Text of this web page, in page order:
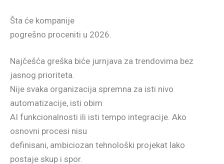
Šta će kompanije
pogrešno proceniti u 2026.
Najčešća greška biće jurnjava za trendovima bez
jasnog prioriteta.
Nije svaka organizacija spremna za isti nivo
automatizacije, isti obim
AI funkcionalnosti ili isti tempo integracije. Ako
osnovni procesi nisu
definisani, ambiciozan tehnološki projekat lako
postaje skup i spor.